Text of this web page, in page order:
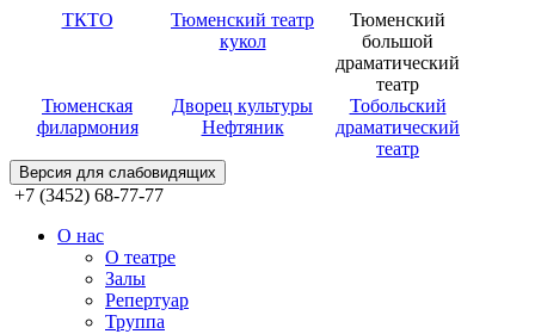
ТКТО
Тюменский театр
кукол
Тюменский
большой
драматический
театр
Тюменская
филармония
Дворец культуры
Нефтяник
Тобольский
драматический
театр
Версия для слабовидящих
+7 (3452) 68-77-77
О нас
О театре
Залы
Репертуар
Труппа